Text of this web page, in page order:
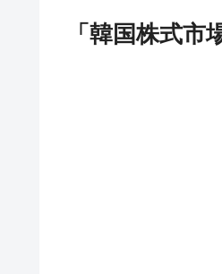
「韓国株式市